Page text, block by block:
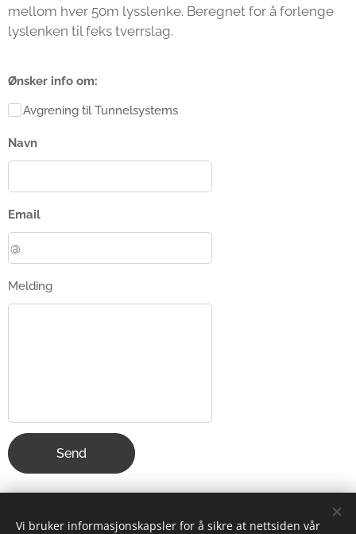
mellom hver 50m lysslenke. Beregnet for å forlenge
lyslenken til feks tverrslag.
Ønsker info om:
Avgrening til Tunnelsystems
Navn
Email
Melding
Send
Vi bruker informasjonskapsler for å sikre at nettsiden vår